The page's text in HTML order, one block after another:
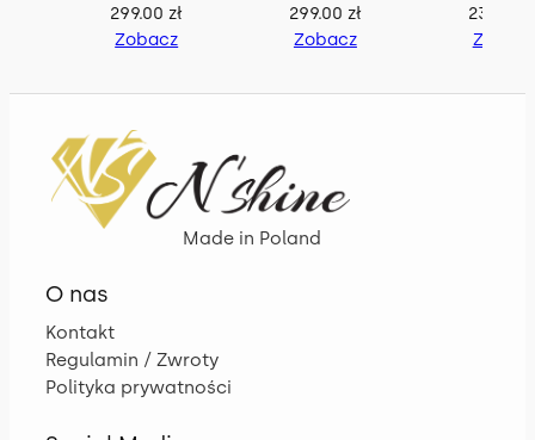
299.00zł
Zobacz
299.00 zł
Zobacz
239.00
Zobacz
Made in Poland
O nas
Kontakt
Regulamin / Zwroty
Polityka prywatności